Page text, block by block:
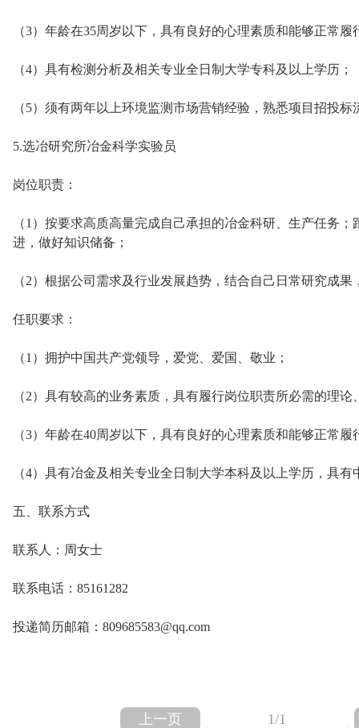
（3）年龄在35周岁以下，具有良好的心理素质和能够正常
（4）具有检测分析及相关专业全日制大学专科及以上学历；
（5）须有两年以上环境监测市场营销经验，熟悉项目招投标
5.选冶研究所冶金科学实验员
岗位职责：
（1）按要求高质高量完成自己承担的冶金科研、生产任务
进，做好知识储备；
（2）根据公司需求及行业发展趋势，结合自己日常研究成
任职要求：
（1）拥护中国共产党领导，爱党、爱国、敬业；
（2）具有较高的业务素质，具有履行岗位职责所必需的理论
（3）年龄在40周岁以下，具有良好的心理素质和能够正常
（4）具有冶金及相关专业全日制大学本科及以上学历，具
五、联系方式
联系人：周女士
联系电话：85161282
投递简历邮箱：809685583@qq.com
上一页 1/1